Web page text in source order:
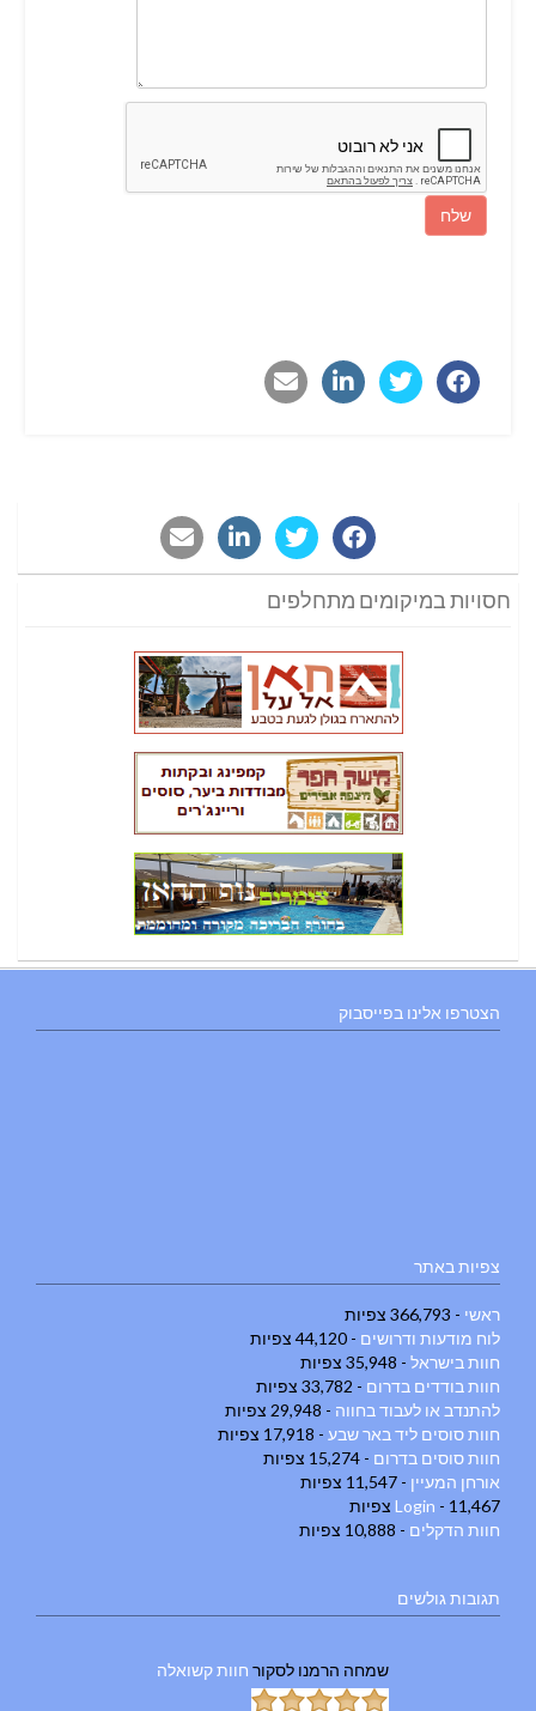
חסויות במיקומים מתחלפים
הצטרפו אלינו בפייסבוק
צפיות באתר
ראשי - 366,793 צפיות
לוח מודעות ודרושים - 44,120 צפיות
חוות בישראל - 35,948 צפיות
חוות בודדים בדרום - 33,782 צפיות
להתנדב או לעבוד בחווה - 29,948 צפיות
חוות סוסים ליד באר שבע - 17,918 צפיות
חוות סוסים בדרום - 15,274 צפיות
אורחן המעיין - 11,547 צפיות
Login - 11,467 צפיות
חוות הדקלים - 10,888 צפיות
תגובות גולשים
שמחה הרמנו לסקור חוות קשואלה